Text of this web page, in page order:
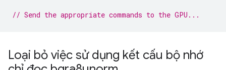
// Send the appropriate commands to the GPU...
Loại bỏ việc sử dụng kết cấu bộ nhớ